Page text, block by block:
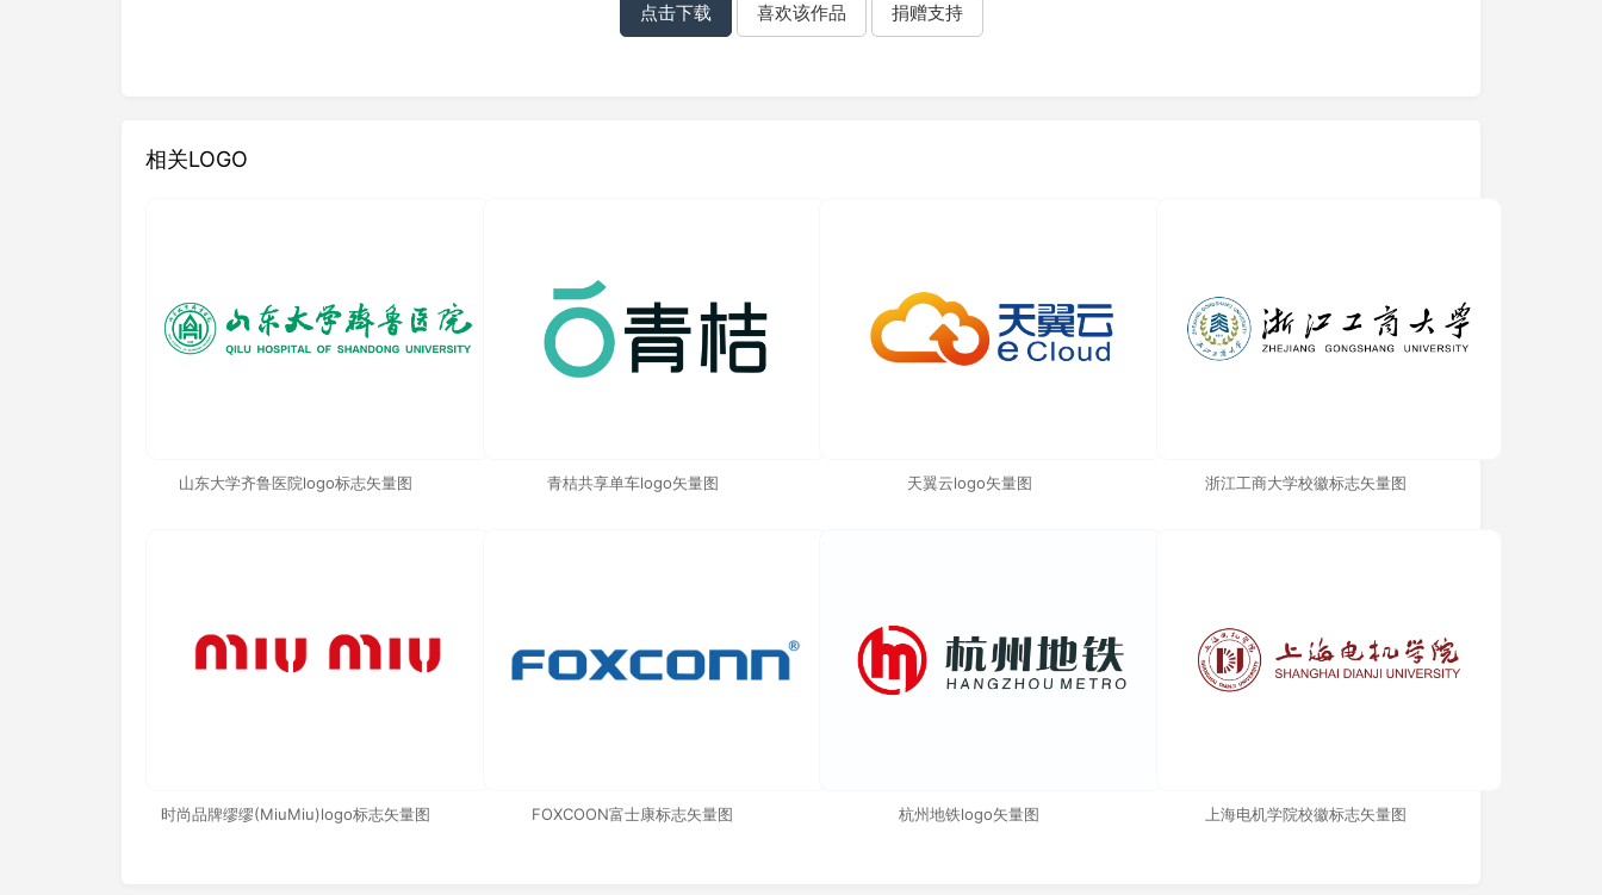
点击下载 喜欢该作品 捐赠支持
相关LOGO
山东大学齐鲁医院logo标志矢量图 青桔共享单车logo矢量图 天翼云logo矢量图 浙江工商大学校徽标志矢量图
时尚品牌缪缪(MiuMiu)logo标志矢量图 FOXCOON富士康标志矢量图 杭州地铁logo矢量图 上海电机学院校徽标志矢量图